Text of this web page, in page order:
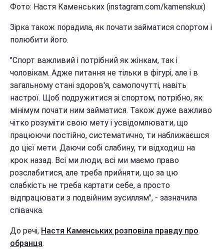
Фото: Настя Каменських (instagram.com/kamenskux)
Зірка також порадила, як почати займатися спортом і
полюбити його.
"Спорт важливий і потрібний як жінкам, так і
чоловікам. Адже питання не тільки в фігурі, але і в
загальному стані здоров'я, самопочутті, навіть
настрої. Щоб подружитися зі спортом, потрібно, як
мінімум почати ним займатися. Також дуже важливо
чітко розуміти свою мету і усвідомлювати, що
працюючи постійно, систематично, ти наближаєшся
до цієї мети. Даючи собі слабину, ти відходиш на
крок назад. Всі ми люди, всі ми маємо право
розслабитися, але треба прийняти, що за цю
слабкість не треба картати себе, а просто
відпрацювати з подвійним зусиллям", - зазначила
співачка.
До речі, Настя Каменських розповіла правду про
обранця.